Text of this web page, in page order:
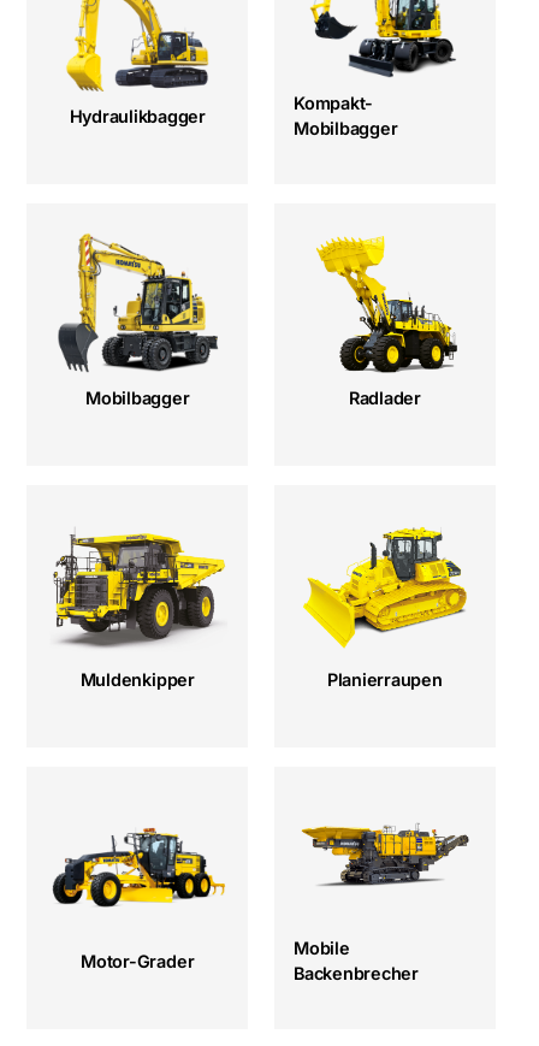
Hydraulikbagger
Kompakt-
Mobilbagger
Mobilbagger Radlader
Muldenkipper Planierraupen
Motor-Grader
Mobile
Backenbrecher